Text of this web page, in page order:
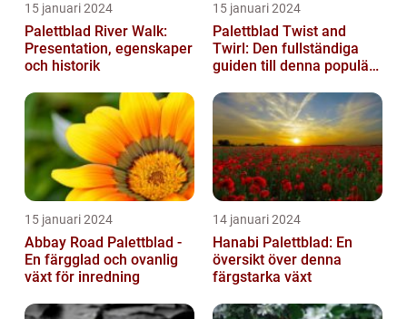
15 januari 2024
Palettblad River Walk:
Presentation, egenskaper
och historik
15 januari 2024
Palettblad Twist and
Twirl: Den fullständiga
guiden till denna populära
15 januari 2024
Abbay Road Palettblad -
En färgglad och ovanlig
växt för inredning
14 januari 2024
Hanabi Palettblad: En
översikt över denna
färgstarka växt